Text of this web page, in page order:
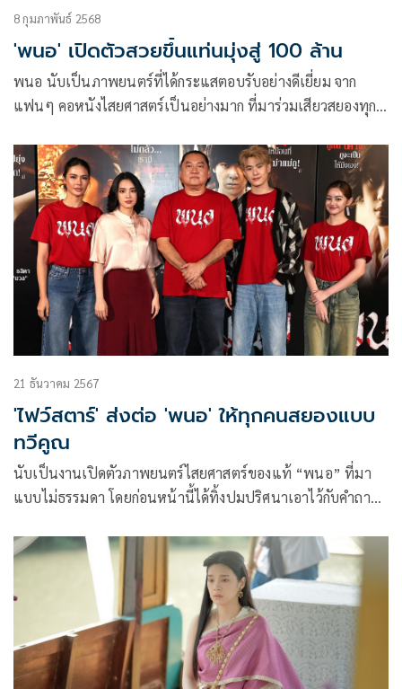
8 กุมภาพันธ์ 2568
'พนอ' เปิดตัวสวยขึ้นแท่นมุ่งสู่ 100 ล้าน
พนอ นับเป็นภาพยนตร์ที่ได้กระแสตอบรับอย่างดีเยี่ยม จาก
แฟนๆ คอหนังไสยศาสตร์เป็นอย่างมาก ที่มาร่วมเสียวสยองทุก
ความสำเร็จอย่างล้นหลามในปี 2005 ลองของ 1 และในปี 2007
ลองของ 2 ภาพยนตร์ไสยศาสตร์ชื่อดังที่โด่งดังทั้งในประเทศและ
ต่างประเทศ
21 ธันวาคม 2567
'ไฟว์สตาร์' ส่งต่อ 'พนอ' ให้ทุกคนสยองแบบ
ทวีคูณ
นับเป็นงานเปิดตัวภาพยนตร์ไสยศาสตร์ของแท้ “พนอ” ที่มา
แบบไม่ธรรมดา โดยก่อนหน้านี้ได้ทิ้งปมปริศนาเอาไว้กับคำถาม
และวันนี้ก็ได้เฉลยเป็นที่เรียบร้อยแล้วโดย เฌอปราง อารีย์กุล
พร้อมก้าวเข้าสู่บท พนอ หญิงสาวผู้ซึ่งเป็นต้นกาเนิดของไอคอ
นิคแห่งความคลั่ง ความเสียวสยองที่ไม่รู้จบ ที่พร้อมจะปล่อยของ
ให้ทุกคนต้องสยองที่มาแบบทวีคูณกว่าเดิมและจะจําติดตาทุกคน
ไปตลอดกาล